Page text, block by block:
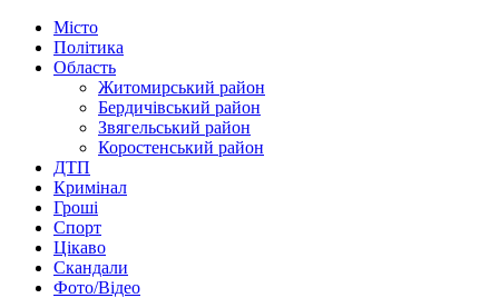
Місто
Політика
Область
Житомирський район
Бердичівський район
Звягельський район
Коростенський район
ДТП
Кримінал
Гроші
Спорт
Цікаво
Скандали
Фото/Відео